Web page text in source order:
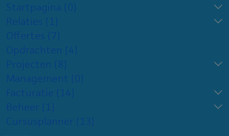
Startpagina (0)
Relaties (1)
Offertes (7)
Opdrachten (4)
Projecten (8)
Management (0)
Facturatie (14)
Beheer (1)
Cursusplanner (13)